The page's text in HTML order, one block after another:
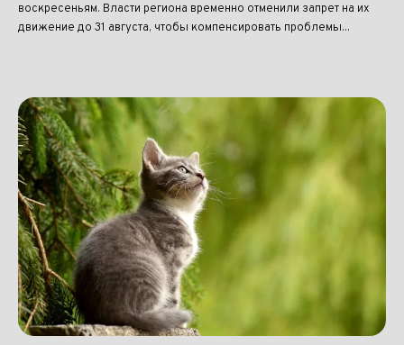
воскресеньям. Власти региона временно отменили запрет на их
движение до 31 августа, чтобы компенсировать проблемы...